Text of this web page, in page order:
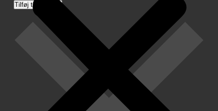
Tilføj til kalender